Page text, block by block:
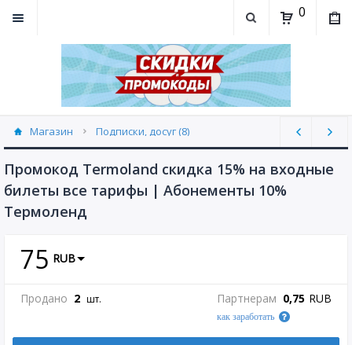
0
Магазин Подписки, досуг (8)
Промокод Termoland скидка 15% на вхoдные
билeты все тарифы | Абонементы 10%
Термоленд
75 RUB
Продано 2 шт. Партнерам 0,75 RUB
как заработать